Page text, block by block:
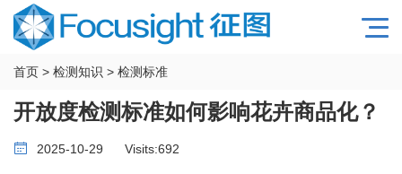
首页 > 检测知识 > 检测标准
开放度检测标准如何影响花卉商品化？
2025-10-29 Visits:692